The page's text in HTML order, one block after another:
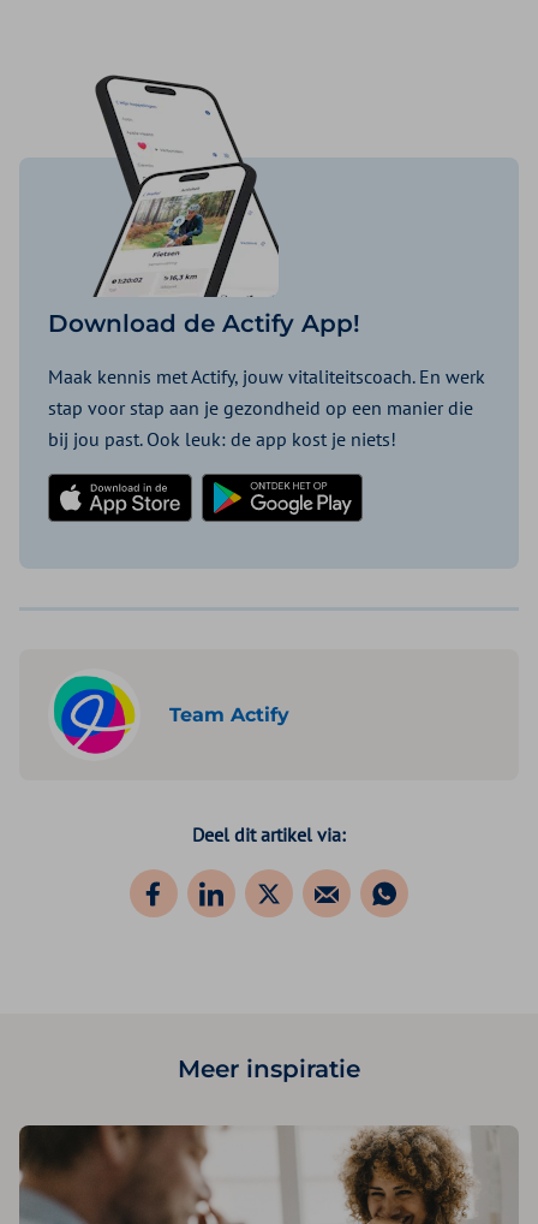
Download de Actify App!
Maak kennis met Actify, jouw vitaliteitscoach. En werk
stap voor stap aan je gezondheid op een manier die
bij jou past. Ook leuk: de app kost je niets!
Download in de App StoreOntdek het op Google Play
Team Actify
Deel dit artikel via:
Meer inspiratie